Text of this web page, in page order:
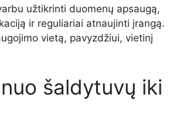
užtikrinti duomenų apsaugą,
ir reguliariai atnaujinti įrangą.
vietą, pavyzdžiui, vietinį
šaldytuvų iki